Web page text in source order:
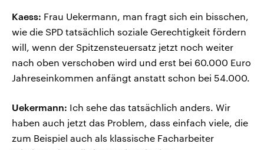
Kaess: Frau Uekermann, man fragt sich ein bisschen,
wie die SPD tatsächlich soziale Gerechtigkeit fördern
will, wenn der Spitzensteuersatz jetzt noch weiter
nach oben verschoben wird und erst bei 60.000 Euro
Jahreseinkommen anfängt anstatt schon bei 54.000.
Uekermann: Ich sehe das tatsächlich anders. Wir
haben auch jetzt das Problem, dass einfach viele, die
zum Beispiel auch als klassische Facharbeiter